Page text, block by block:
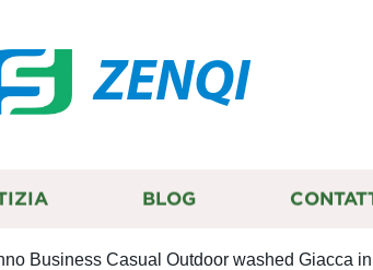
ZENQI
BLOG
Business Casual Outdoor washed Giacca